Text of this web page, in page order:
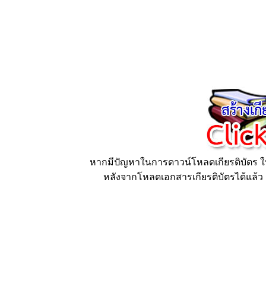
หากมีปัญหาในการดาวน์โหลดเกียรติบัตร
หลังจากโหลดเอกสารเกียรติบัตรได้แล้